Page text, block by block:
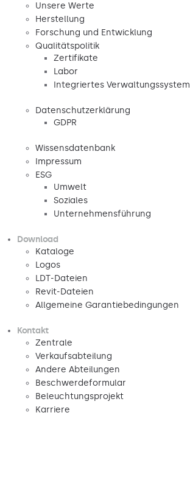
Unsere Werte
Herstellung
Forschung und Entwicklung
Qualitätspolitik
Zertifikate
Labor
Integriertes Verwaltungssystem
Datenschutzerklärung
GDPR
Wissensdatenbank
Impressum
ESG
Umwelt
Soziales
Unternehmensführung
Download
Kataloge
Logos
LDT-Dateien
Revit-Dateien
Allgemeine Garantiebedingungen
Kontakt
Zentrale
Verkaufsabteilung
Andere Abteilungen
Beschwerdeformular
Beleuchtungsprojekt
Karriere